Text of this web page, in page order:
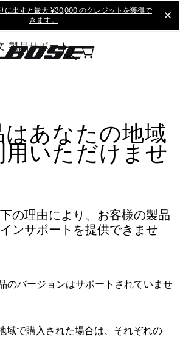
に出すと最大 ¥30,000 のクレジットを獲得で
きます。
製品サポート
はあなたの地域
用いただけませ
の理由により、お客様の製品
ンサポートを提供できませ
のバージョンはサポートされていませ
域で購入された場合は、それぞれの